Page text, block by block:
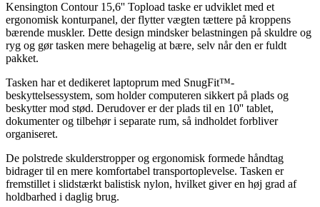
Kensington Contour 15,6'' Topload taske er udviklet med et
ergonomisk konturpanel, der flytter vægten tættere på kroppens
bærende muskler. Dette design mindsker belastningen på skuldre og
ryg og gør tasken mere behagelig at bære, selv når den er fuldt
pakket.
Tasken har et dedikeret laptoprum med SnugFit™-
beskyttelsessystem, som holder computeren sikkert på plads og
beskytter mod stød. Derudover er der plads til en 10'' tablet,
dokumenter og tilbehør i separate rum, så indholdet forbliver
organiseret.
De polstrede skulderstropper og ergonomisk formede håndtag
bidrager til en mere komfortabel transportoplevelse. Tasken er
fremstillet i slidstærkt balistisk nylon, hvilket giver en høj grad af
holdbarhed i daglig brug.